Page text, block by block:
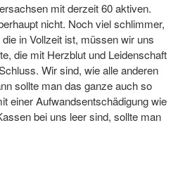
mit derzeit 60 aktiven.
nicht. Noch viel schlimmer,
in Vollzeit ist, müssen wir uns
die mit Herzblut und Leidenschaft
Wir sind, wie alle anderen
sollte man das ganze auch so
einer Aufwandsentschädigung wie
bei uns leer sind, sollte man